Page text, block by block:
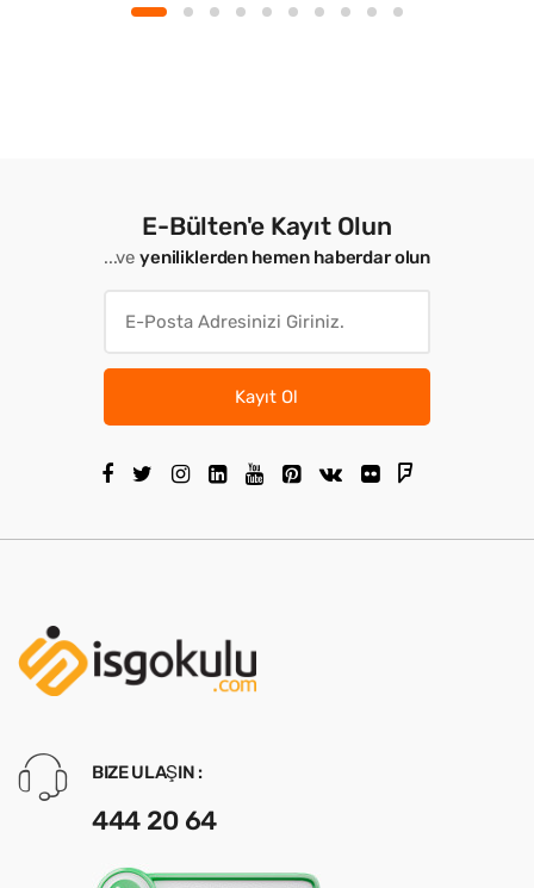
E-Bülten'e Kayıt Olun
...veyeniliklerden hemen haberdar olun
Kayıt Ol
BIZE ULAŞIN :
444 20 64